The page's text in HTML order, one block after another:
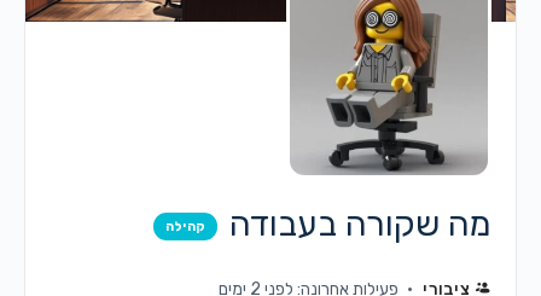
מה שקורה בעבודה קהילה
ציבורי
פעילות אחרונה: לפני 2 ימים